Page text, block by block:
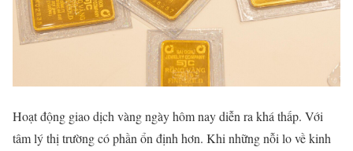
Hoạt động giao dịch vàng ngày hôm nay diễn ra khá thấp. Với
tâm lý thị trường có phần ổn định hơn. Khi những nỗi lo về kinh